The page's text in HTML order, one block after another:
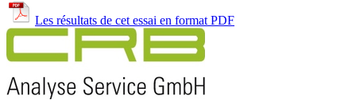
Les résultats de cet essai en format PDF